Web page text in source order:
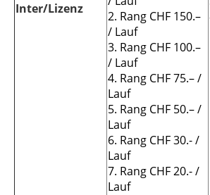
Inter/Lizenz
2. Rang CHF 150.–
/ Lauf
3. Rang CHF 100.–
/ Lauf
4. Rang CHF 75.– /
Lauf
5. Rang CHF 50.– /
Lauf
6. Rang CHF 30.- /
Lauf
7. Rang CHF 20.- /
Lauf